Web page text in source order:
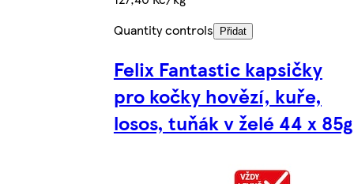
Quantity controls
Přidat
Felix Fantastic kapsičky
pro kočky hovězí, kuře,
losos, tuňák v želé 44 x 85g